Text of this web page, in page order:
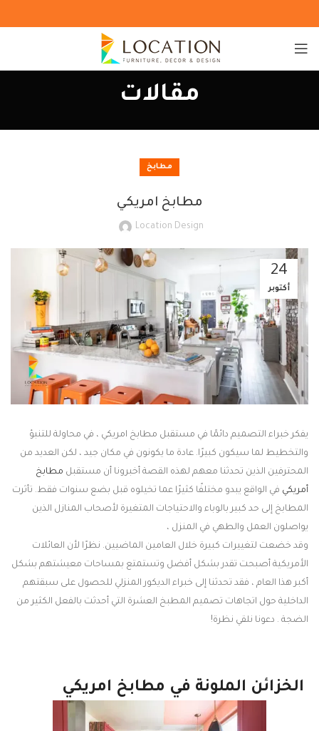
مقالات
مطابخ
مطابخ امريكي
Location Design
24
أكتوبر
يفكر خبراء التصميم دائمًا في مستقبل مطابخ امريكي ، في محاولة للتنبؤ
والتخطيط لما سيكون كبيرًا. عادة ما يكونون في مكان جيد ، لكن العديد من
المحترفين الذين تحدثنا معهم لهذه القصة أخبرونا أن مستقبل مطابخ
أمريكي في الواقع يبدو مختلفًا كثيرًا عما تخيلوه قبل بضع سنوات فقط. تأثرت
المطابخ إلى حد كبير بالوباء والاحتياجات المتغيرة لأصحاب المنازل الذين
يواصلون العمل والطهي في المنزل ،
وقد خضعت لتغييرات كبيرة خلال العامين الماضيين. نظرًا لأن العائلات
الأمريكية أصبحت تقدر بشكل أفضل وتستمتع بمساحات معيشتهم بشكل
أكبر هذا العام ، فقد تحدثنا إلى خبراء الديكور المنزلي للحصول على سبقتهم
الداخلية حول اتجاهات تصميم المطبخ العشرة التي أحدثت بالفعل الكثير من
الضجة . دعونا نلقي نظرة!
الخزائن الملونة في مطابخ امريكي